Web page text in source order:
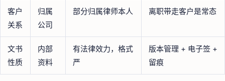
客户
关系
归属
公司
部分归属律师本人 离职带走客户是常态
文书
性质
内部
资料
有法律效力，格式
严
版本管理 + 电子签 +
留痕